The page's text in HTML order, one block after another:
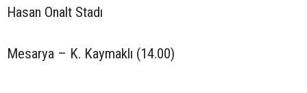
Hasan Onalt Stadı
Mesarya – K. Kaymaklı (14.00)